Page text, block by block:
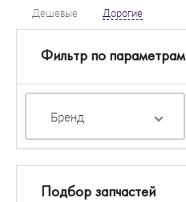
Дешевые
Дорогие
Фильтр по параметрам
Бренд
Подбор запчастей